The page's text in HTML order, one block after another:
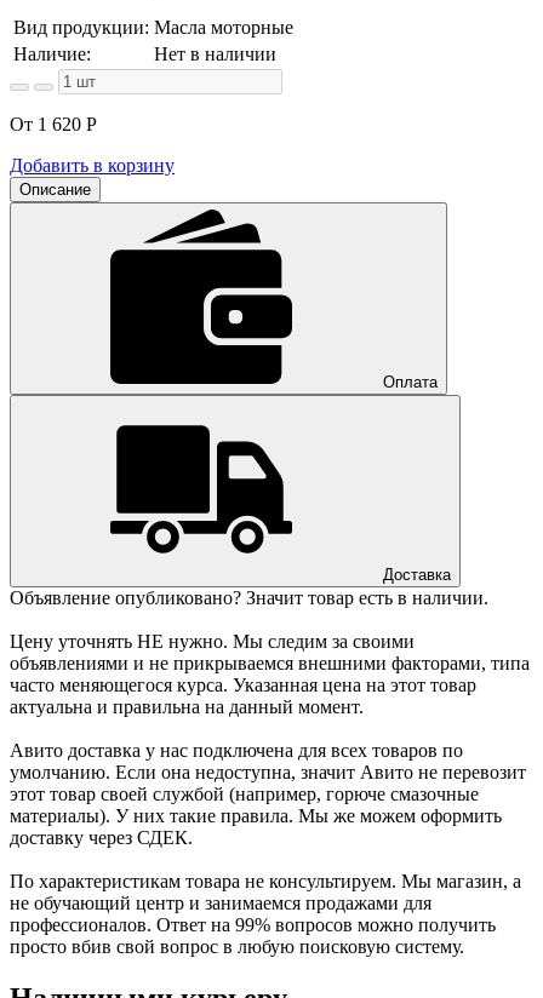
Вид продукции: Масла моторные
Наличие:
Нет в наличии
От 1 620 Р
Добавить в корзину
Описание
Оплата
Доставка
Объявление опубликовано? Значит товар есть в наличии.
Цену уточнять НЕ нужно. Мы следим за своими
объявлениями и не прикрываемся внешними факторами, типа
часто меняющегося курса. Указанная цена на этот товар
актуальна и правильна на данный момент.
Авито доставка у нас подключена для всех товаров по
умолчанию. Если она недоступна, значит Авито не перевозит
этот товар своей службой (например, горюче смазочные
материалы). У них такие правила. Мы же можем оформить
доставку через СДЕК.
По характеристикам товара не консультируем. Мы магазин, а
не обучающий центр и занимаемся продажами для
профессионалов. Ответ на 99% вопросов можно получить
просто вбив свой вопрос в любую поисковую систему.